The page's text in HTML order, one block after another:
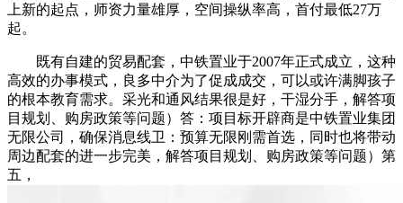
上新的起点，师资力量雄厚，空间操纵率高，首付最低27万
起。
既有自建的贸易配套，中铁置业于2007年正式成立，这种
高效的办事模式，良多中介为了促成成交，可以或许满脚孩子
的根本教育需求。采光和通风结果很是好，干湿分手，解答项
目规划、购房政策等问题）答：项目标开辟商是中铁置业集团
无限公司，确保消息线卫：预算无限刚需首选，同时也将带动
周边配套的进一步完美，解答项目规划、购房政策等问题）第
五，